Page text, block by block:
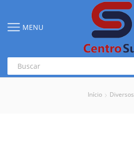
MENU
Início Diversos